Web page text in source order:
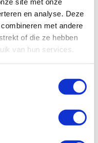
en analyse. Deze
met andere
of die ze hebben
van hun services.
ZEUS